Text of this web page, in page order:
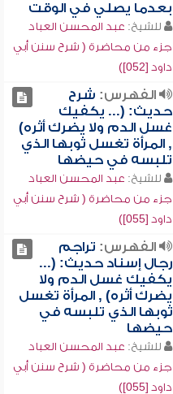
بعدما يصلي في الوقت
للشيخ: عبد المحسن العباد
جزء من محاضرة ( شرح سنن أبي
داود [052])
الفهرس: شرح
حديث: (... يكفيك
غسل الدم ولا يضرك أثره)
, المرأة تغسل ثوبها الذي
تلبسه في حيضها
للشيخ: عبد المحسن العباد
جزء من محاضرة ( شرح سنن أبي
داود [055])
الفهرس: تراجم
رجال إسناد حديث: (...
يكفيك غسل الدم ولا
يضرك أثره) , المرأة تغسل
ثوبها الذي تلبسه في
حيضها
للشيخ: عبد المحسن العباد
جزء من محاضرة ( شرح سنن أبي
داود [055])